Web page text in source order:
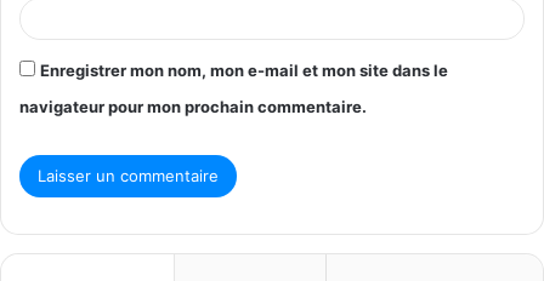
Enregistrer mon nom, mon e-mail et mon site dans le
navigateur pour mon prochain commentaire.